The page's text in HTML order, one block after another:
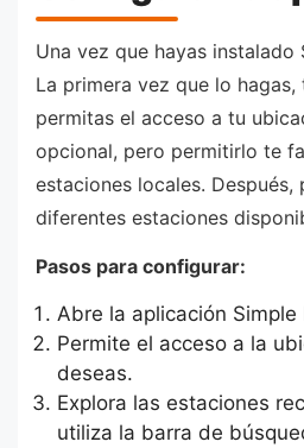
Una vez que hayas instalado
La primera vez que lo
permitas el acceso a tu
opcional, pero permitirlo te
estaciones locales. Después,
diferentes estaciones
Pasos para configurar:
Abre la aplicación Simple
Permite el acceso a la
deseas.
Explora las estaciones
utiliza la barra de